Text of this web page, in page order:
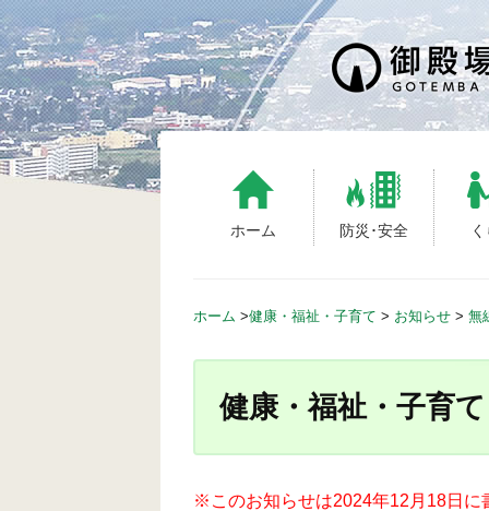
S
k
i
p
t
o
c
ホーム 防災･安全
ホーム >健康・福祉・子育て > お知らせ > 無
健康・福祉・子育て
※このお知らせは2024年12月18日に